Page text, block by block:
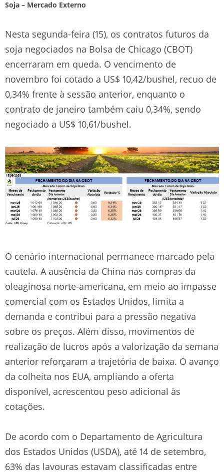
Soja – Mercado Externo
Nesta segunda-feira (15), os contratos futuros da
soja negociados na Bolsa de Chicago (CBOT)
encerraram em queda. O vencimento de
novembro foi cotado a US$ 10,42/bushel, recuo de
0,34% frente à sessão anterior, enquanto o
contrato de janeiro também caiu 0,34%, sendo
negociado a US$ 10,61/bushel.
O cenário internacional permanece marcado pela
cautela. A ausência da China nas compras da
oleaginosa norte-americana, em meio ao impasse
comercial com os Estados Unidos, limita a
demanda e contribui para a pressão negativa
sobre os preços. Além disso, movimentos de
realização de lucros após a valorização da semana
anterior reforçaram a trajetória de baixa. O avanço
da colheita nos EUA, ampliando a oferta
disponível, acrescentou peso adicional às
cotações.
De acordo com o Departamento de Agricultura
dos Estados Unidos (USDA), até 14 de setembro,
63% das lavouras estavam classificadas entre